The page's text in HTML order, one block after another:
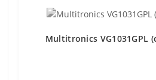
Multitronics VG1031GPL